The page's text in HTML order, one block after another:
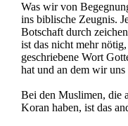
Was wir von
ins biblische Zeugnis.
Botschaft durch
ist das nicht mehr
geschriebene Wort
hat und an dem wir
Bei den Muslimen, die
Koran haben, ist das